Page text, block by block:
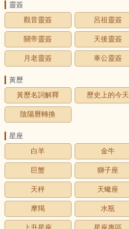
靈簽
觀音靈簽
呂祖靈簽
關帝靈簽 天後靈簽
月老靈簽 車公靈簽
黃歷
黃歷名詞解釋
歷史上的今天
陰陽曆轉換
星座
白羊
金牛
巨蟹 獅子座
天秤 天蠍座
摩羯 水瓶